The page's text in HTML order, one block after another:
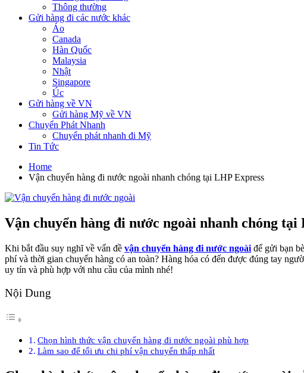
Thông thường
Gửi hàng đi các nước khác
Áo
Canada
Hàn Quốc
Malaysia
Nhật
Singapore
Úc
Gửi hàng về VN
Gửi hàng Mỹ về VN
Chuyển Phát Nhanh
Chuyển phát nhanh đi Mỹ
Tin Tức
Home
Vận chuyển hàng đi nước ngoài nhanh chóng tại LHP Express
Vận chuyển hàng đi nước ngoài nhanh chóng tại
Khi bắt đầu suy nghĩ về vấn đề vận chuyển hàng đi nước ngoài để gửi bạn
phí và thời gian chuyển hàng có an toàn? Hàng hóa có đến được đúng tay
uy tín và phù hợp với nhu cầu của mình nhé!
Nội Dung
Chọn hình thức vận chuyển hàng đi nước ngoài phù hợp
Làm sao để tối ưu chi phí vận chuyển thấp nhất